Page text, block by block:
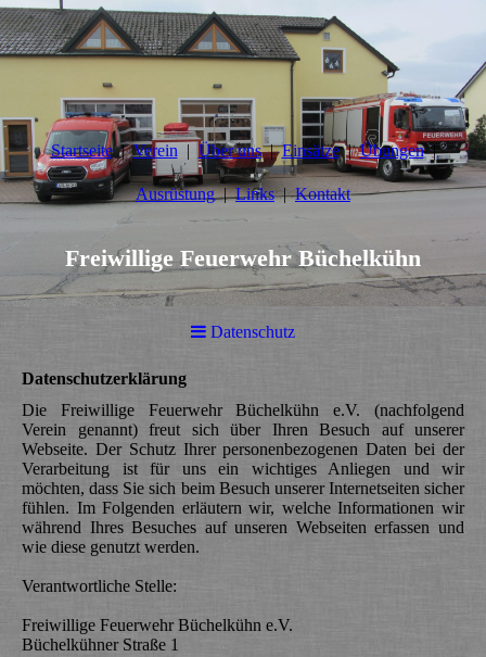
Startseite Verein Über uns Einsätze Übungen
Ausrüstung Links Kontakt
Freiwillige Feuerwehr Büchelkühn
Datenschutz
Datenschutzerklärung
Die Freiwillige Feuerwehr Büchelkühn e.V. (nachfolgend
Verein genannt) freut sich über Ihren Besuch auf unserer
Webseite. Der Schutz Ihrer personenbezogenen Daten bei der
Verarbeitung ist für uns ein wichtiges Anliegen und wir
möchten, dass Sie sich beim Besuch unserer Internetseiten sicher
fühlen. Im Folgenden erläutern wir, welche Informationen wir
während Ihres Besuches auf unseren Webseiten erfassen und
wie diese genutzt werden.
Verantwortliche Stelle:
Freiwillige Feuerwehr Büchelkühn e.V.
Büchelkühner Straße 1